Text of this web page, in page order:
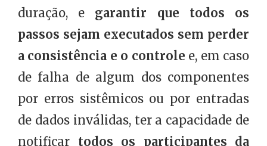
duração, e garantir que todos os
passos sejam executados sem perder
a consistência e o controle e, em caso
de falha de algum dos componentes
por erros sistêmicos ou por entradas
de dados inválidas, ter a capacidade de
notificar todos os participantes da